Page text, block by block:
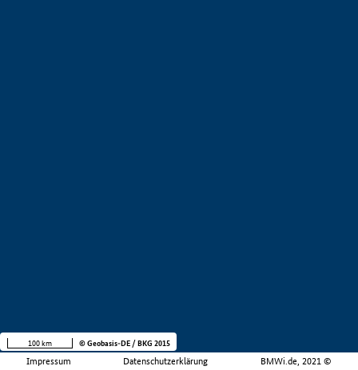
Impressum Datenschutzerklärung BMWi.de, 2021 ©
100 km © Geobasis-DE / BKG 2015